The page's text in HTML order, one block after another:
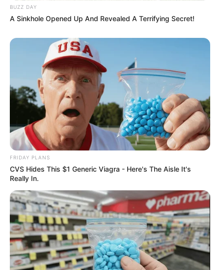
เบอร์โทร คน Keep look เป๊ะทุกมุมดูดี
ทุกองศา คุณล่ะมีเลขคู่นี้ไหม
ดูดวง
วันที่ 1 ส.ค. 2569 วันคล้ายวันสำเร็จ
มรรคผลพระโพธิสัตว์กวนอิม
สีมงคล
แจกตาราง สีมงคลตามราศี 2569 ประจำ
เดือนสิงหาคม โดย อ.รักษ์ เลขเด็ด
BUZZ DAY
A Sinkhole Opened Up And Revealed A Terrifying Secret!
FRIDAY PLANS
CVS Hides This $1 Generic Viagra - Here's The Aisle It's
Really In.